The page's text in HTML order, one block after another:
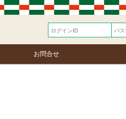
お問合せ